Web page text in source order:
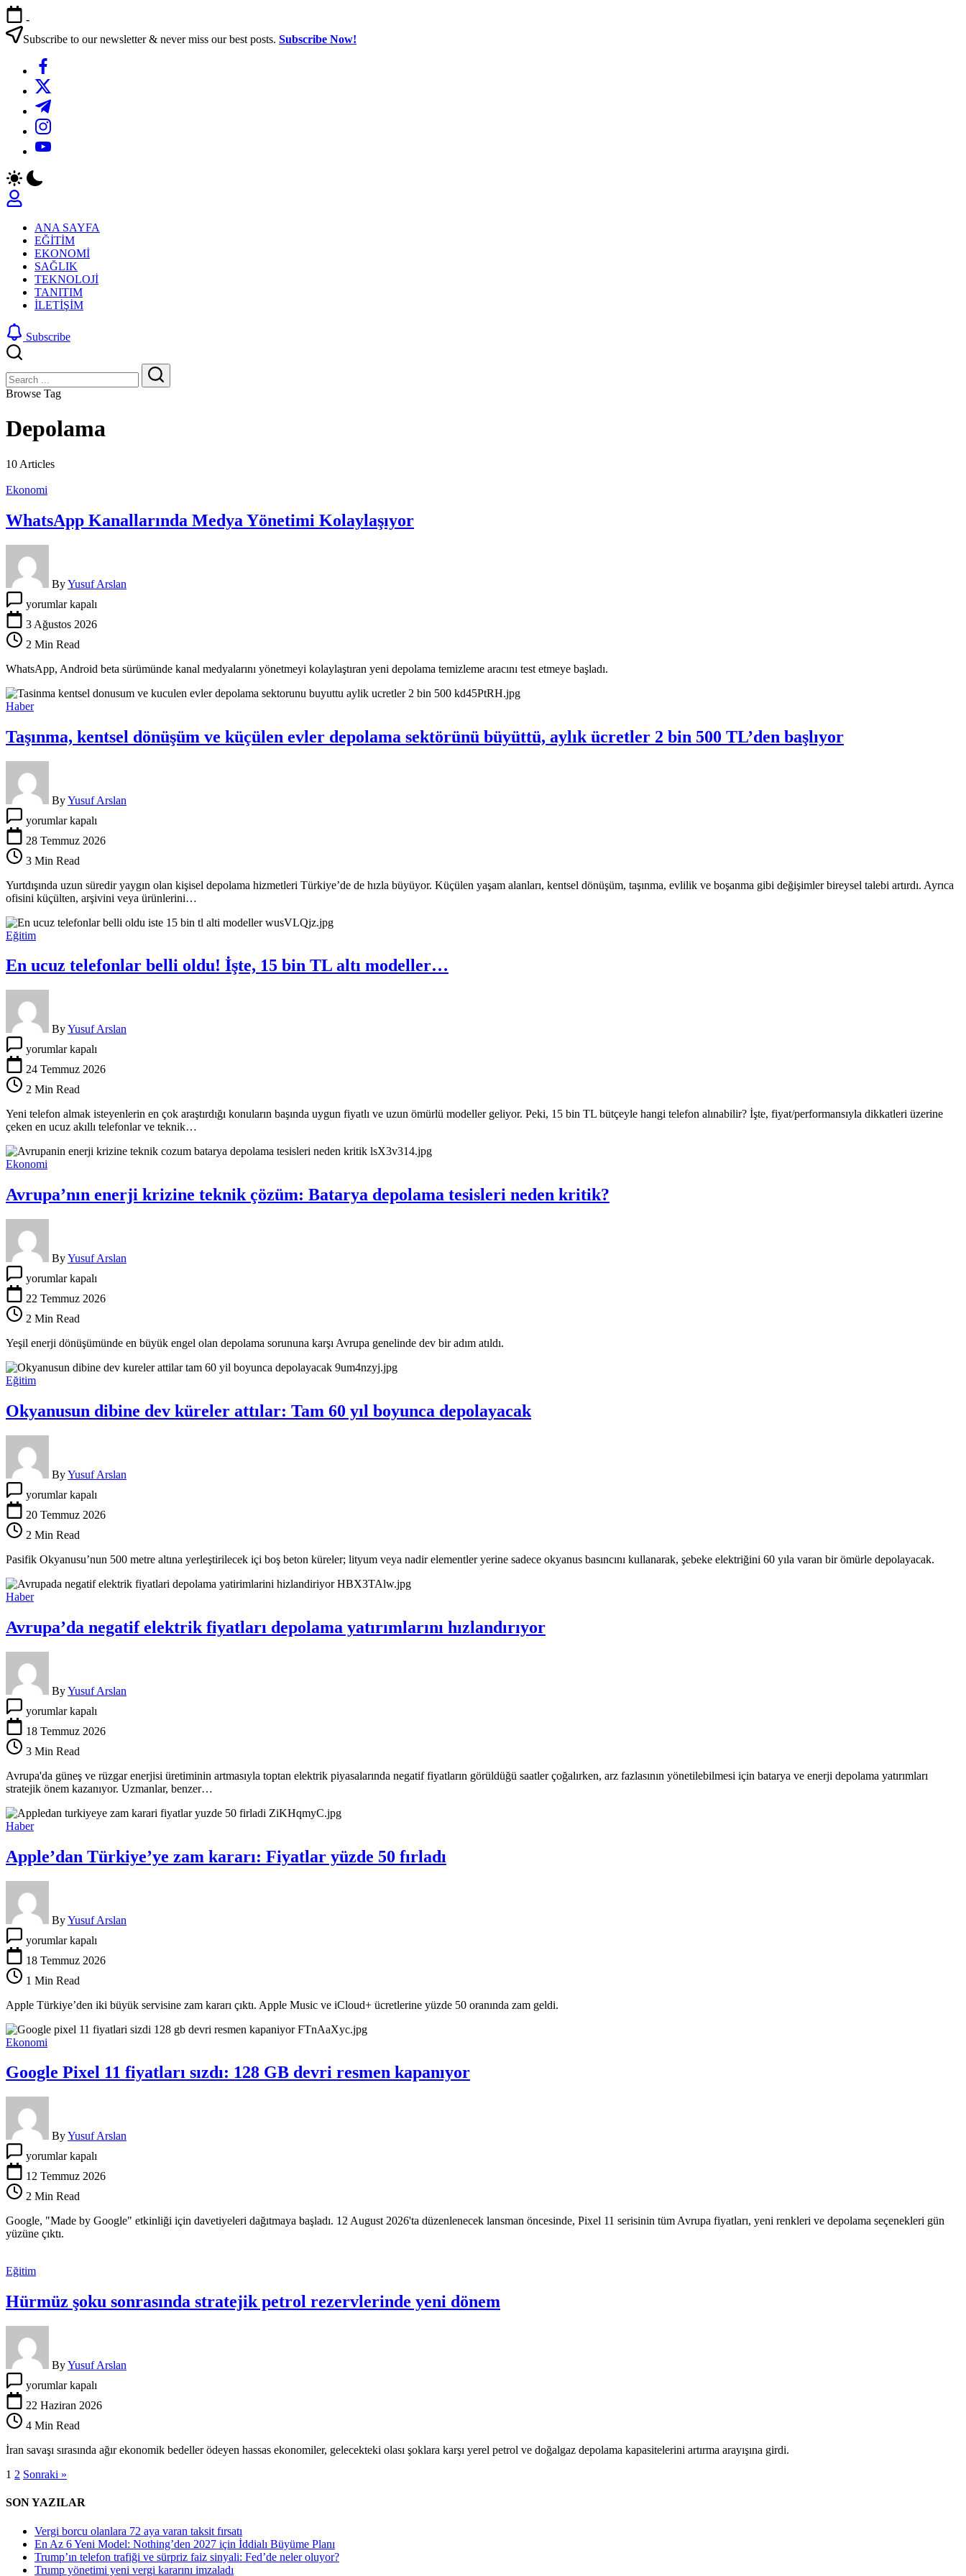
Skip
to
content
-
Subscribe to our newsletter & never miss our best posts. Subscribe Now!
https://www.facebook.com/
https://twitter.com/
https://t.me/
https://www.instagram.com/
https://youtube.com/
ANA SAYFA
EĞİTİM
EKONOMİ
SAĞLIK
TEKNOLOJİ
TANITIM
İLETİŞİM
Subscribe
Search
Search
Browse Tag
Depolama
10 Articles
Ekonomi
WhatsApp Kanallarında Medya Yönetimi Kolaylaşıyor
ByYusuf Arslan
Kanallarında
Medya
Kolaylaşıyor
yorumlar kapalı
3 Ağustos 2026
2 Min Read
WhatsApp, Android beta sürümünde kanal medyalarını yönetmeyi kolaylaştıran yeni depolama temizleme aracını test etmeye başladı.
Haber
Taşınma, kentsel dönüşüm ve küçülen evler depolama sektörünü büyüttü, aylık ücretler 2 bin 500 TL’den başlıyor
ByYusuf Arslan
kentsel
dönüşüm
küçülen
depolama
sektörünü
aylık
ücretler
bin
TL’den
başlıyor
için
yorumlar kapalı
28 Temmuz 2026
3 Min Read
Yurtdışında uzun süredir yaygın olan kişisel depolama hizmetleri Türkiye’de de hızla büyüyor. Küçülen yaşam alanları, kentsel dönüşüm, taşınma, evlilik ve boşanma gibi değişimler bireysel talebi artırdı. Ayrıca
ofisini küçülten, arşivini veya ürünlerini…
Eğitim
En ucuz telefonlar belli oldu! İşte, 15 bin TL altı modeller…
ByYusuf Arslan
ucuz
telefonlar
oldu!
15
bin
altı
modeller…
yorumlar kapalı
24 Temmuz 2026
2 Min Read
Yeni telefon almak isteyenlerin en çok araştırdığı konuların başında uygun fiyatlı ve uzun ömürlü modeller geliyor. Peki, 15 bin TL bütçeyle hangi telefon alınabilir? İşte, fiyat/performansıyla dikkatleri üzerine
çeken en ucuz akıllı telefonlar ve teknik…
Ekonomi
Avrupa’nın enerji krizine teknik çözüm: Batarya depolama tesisleri neden kritik?
ByYusuf Arslan
enerji
krizine
çözüm:
depolama
tesisleri
neden
kritik?
yorumlar kapalı
22 Temmuz 2026
2 Min Read
Yeşil enerji dönüşümünde en büyük engel olan depolama sorununa karşı Avrupa genelinde dev bir adım atıldı.
Eğitim
Okyanusun dibine dev küreler attılar: Tam 60 yıl boyunca depolayacak
ByYusuf Arslan
dibine
dev
attılar:
60
boyunca
depolayacak
yorumlar kapalı
20 Temmuz 2026
2 Min Read
Pasifik Okyanusu’nun 500 metre altına yerleştirilecek içi boş beton küreler; lityum veya nadir elementler yerine sadece okyanus basıncını kullanarak, şebeke elektriğini 60 yıla varan bir ömürle depolayacak.
Haber
Avrupa’da negatif elektrik fiyatları depolama yatırımlarını hızlandırıyor
ByYusuf Arslan
negatif
elektrik
depolama
hızlandırıyor
için
yorumlar kapalı
18 Temmuz 2026
3 Min Read
Avrupa'da güneş ve rüzgar enerjisi üretiminin artmasıyla toptan elektrik piyasalarında negatif fiyatların görüldüğü saatler çoğalırken, arz fazlasının yönetilebilmesi için batarya ve enerji depolama yatırımları
stratejik önem kazanıyor. Uzmanlar, benzer…
Haber
Apple’dan Türkiye’ye zam kararı: Fiyatlar yüzde 50 fırladı
ByYusuf Arslan
Türkiye’ye
zam
Fiyatlar
50
fırladı
için
yorumlar kapalı
18 Temmuz 2026
1 Min Read
Apple Türkiye’den iki büyük servisine zam kararı çıktı. Apple Music ve iCloud+ ücretlerine yüzde 50 oranında zam geldi.
Ekonomi
Google Pixel 11 fiyatları sızdı: 128 GB devri resmen kapanıyor
ByYusuf Arslan
Pixel
11
sızdı:
GB
devri
kapanıyor
için
yorumlar kapalı
12 Temmuz 2026
2 Min Read
Google, "Made by Google" etkinliği için davetiyeleri dağıtmaya başladı. 12 August 2026'ta düzenlenecek lansman öncesinde, Pixel 11 serisinin tüm Avrupa fiyatları, yeni renkleri ve depolama seçenekleri gün
yüzüne çıktı.
Eğitim
Hürmüz şoku sonrasında stratejik petrol rezervlerinde yeni dönem
ByYusuf Arslan
şoku
sonrasında
petrol
yeni
dönem
için
yorumlar kapalı
22 Haziran 2026
4 Min Read
İran savaşı sırasında ağır ekonomik bedeller ödeyen hassas ekonomiler, gelecekteki olası şoklara karşı yerel petrol ve doğalgaz depolama kapasitelerini artırma arayışına girdi.
1 2 Sonraki »
SON YAZILAR
Vergi borcu olanlara 72 aya varan taksit fırsatı
En Az 6 Yeni Model: Nothing’den 2027 için İddialı Büyüme Planı
Trump’ın telefon trafiği ve sürpriz faiz sinyali: Fed’de neler oluyor?
Trump yönetimi yeni vergi kararını imzaladı